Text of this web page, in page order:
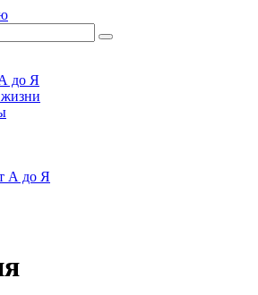
до Я
А до Я